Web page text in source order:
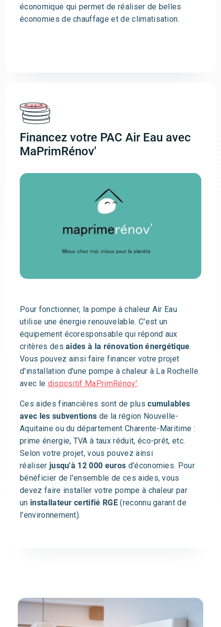
économique qui permet de réaliser de belles
économies de chauffage et de climatisation.
Financez votre PAC Air Eau avec
MaPrimRénov'
Pour fonctionner, la pompe à chaleur Air Eau
utilise une énergie renouvelable. C'est un
équipement écoresponsable qui répond aux
critères desaides à la rénovation énergétique.
Vous pouvez ainsi faire financer votre projet
d'installation d'une pompe à chaleur à La Rochelle
avec le dispositif MaPrimRénov'.
Ces aides financières sont de pluscumulables
avec les subventions de la région Nouvelle-
Aquitaine ou du département Charente-Maritime :
prime énergie, TVA à taux réduit, éco-prêt, etc.
Selon votre projet, vous pouvez ainsi
réaliser jusqu'à 12 000 euros d'économies. Pour
bénéficier de l'ensemble de ces aides, vous
devez faire installer votre pompe à chaleur par
un installateur certifié RGE(reconnu garant de
l'environnement).